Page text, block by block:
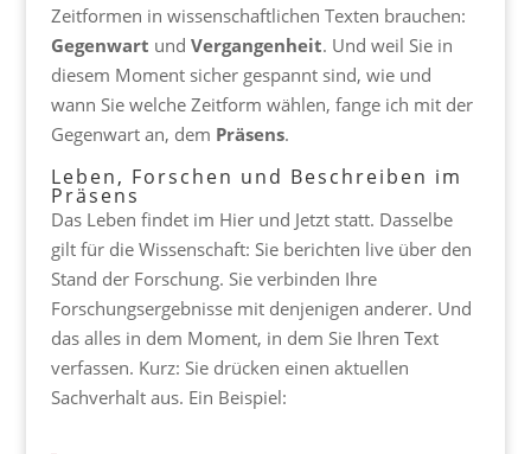
Zeitformen in wissenschaftlichen Texten brauchen:
Gegenwart und Vergangenheit. Und weil Sie in
diesem Moment sicher gespannt sind, wie und
wann Sie welche Zeitform wählen, fange ich mit der
Gegenwart an, dem Präsens.
Leben, Forschen und Beschreiben im
Präsens
Das Leben findet im Hier und Jetzt statt. Dasselbe
gilt für die Wissenschaft: Sie berichten live über den
Stand der Forschung. Sie verbinden Ihre
Forschungsergebnisse mit denjenigen anderer. Und
das alles in dem Moment, in dem Sie Ihren Text
verfassen. Kurz: Sie drücken einen aktuellen
Sachverhalt aus. Ein Beispiel: